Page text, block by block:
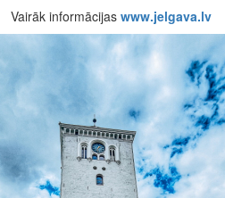
Vairāk informācijas www.jelgava.lv